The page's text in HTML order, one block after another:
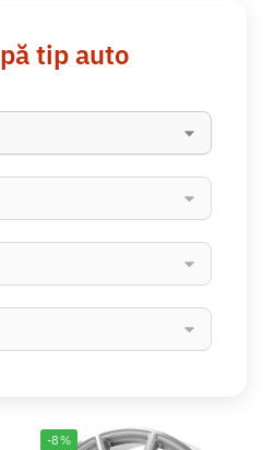
tip auto
-8%